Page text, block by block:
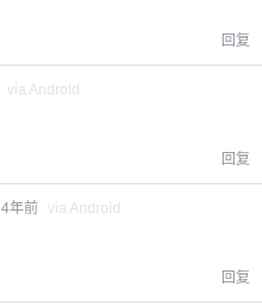
回复
via Android
回复
4年前 via Android
回复